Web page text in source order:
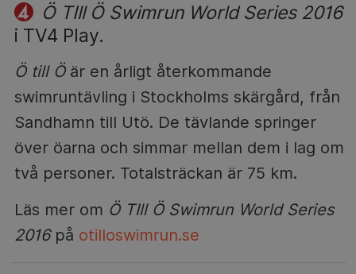
Ö TIll Ö Swimrun World Series 2016
i TV4 Play.
Ö till Öär en årligt återkommande
swimruntävling i Stockholms skärgård, från
Sandhamn till Utö. De tävlande springer
över öarna och simmar mellan dem i lag om
två personer. Totalsträckan är 75 km.
Läs mer om Ö TIll Ö Swimrun World Series
2016på otilloswimrun.se